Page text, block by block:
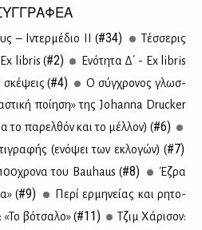
– Ιντερ­μέ­διο ΙΙ (#34)
Τέσ­σε­ρις
libris (#2)
Ενό­τη­τα Δ΄ - Ex libris
σκέ­ψεις (#4)
Ο σύγ­χρο­νος γλωσ­
ποί­η­ση» της Johanna Drucker
το πα­ρελ­θόν και το μέλ­λον) (#6)
(ενό­ψει των εκλο­γών) (#7)
του Bauhaus (#8)
Έζ­ρα
(#9)
Πε­ρί ερ­μη­νεί­ας και ρη­το­
βό­τσα­λο» (#11)
Τζιμ Χά­ρι­σον: